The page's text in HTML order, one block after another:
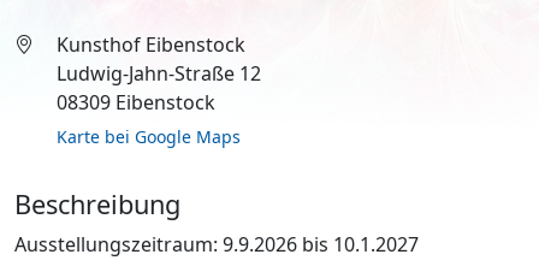
Kunsthof Eibenstock
Ludwig-Jahn-Straße 12
08309 Eibenstock
Karte bei Google Maps
Beschreibung
Ausstellungszeitraum: 9.9.2026 bis 10.1.2027